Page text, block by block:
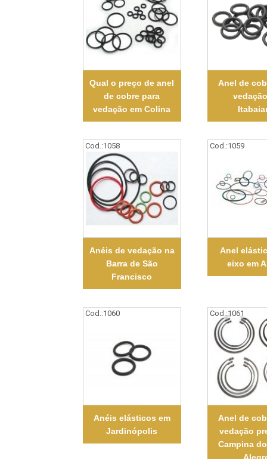
Qual o preço de anel
de cobre para
vedação em Colina
Anel de
Cod.:1058
Anéis de vedação na
Barra de São
Francisco
Cod.:1059
Anel
eixo em
Cod.:1060
Anéis elásticos em
Jardinópolis
Cod.:1061
Anel de
vedação
Campina